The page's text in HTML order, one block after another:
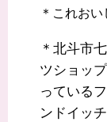
＊これおい
＊北斗市
ツショッ
っている
ンドイッ